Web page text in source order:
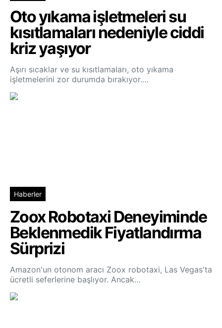
Oto yıkama işletmeleri su
kısıtlamaları nedeniyle ciddi
kriz yaşıyor
Aşırı sıcaklar ve su kısıtlamaları, oto yıkama
işletmelerini zor durumda bırakıyor.…
Haberler
Zoox Robotaxi Deneyiminde
Beklenmedik Fiyatlandırma
Sürprizi
Amazon'un otonom aracı Zoox robotaxi, Las Vegas'ta
ücretli seferlerine başlıyor. Ancak…